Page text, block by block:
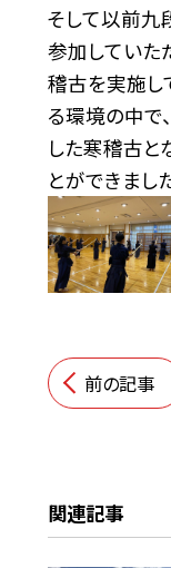
そして以前九
参加していた
稽古を実施し
る環境の中で
した寒稽古と
とができまし
前の記事
関連記事